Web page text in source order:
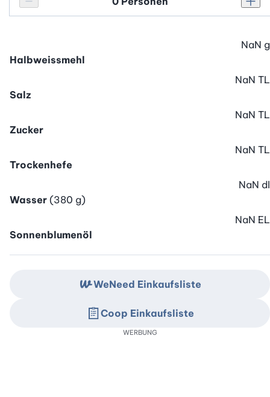
Personenanzahl verringern
Personenanzahl
Halbweissmehl
NaN g
Salz
NaN TL
Zucker
NaN TL
Trockenhefe
NaN TL
Wasser (380 g)
NaN dl
Sonnenblumenöl
NaN EL
WeNeed Einkaufsliste
Coop Einkaufsliste
WERBUNG